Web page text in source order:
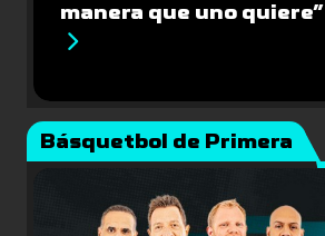
manera que uno quiere”
Básquetbol de Primera